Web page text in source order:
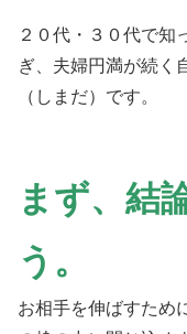
２０代・３０代で知
ぎ、夫婦円満が続く
（しまだ）です。
まず、結
う。
お相手を伸ばすため